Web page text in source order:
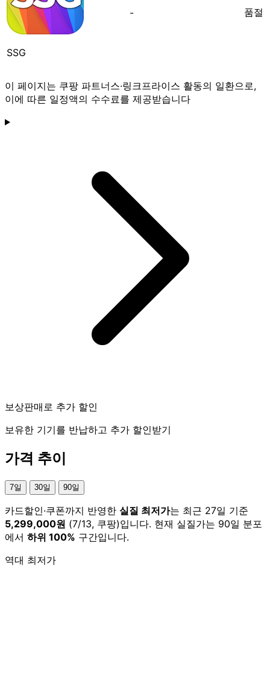
SSG
- 품절
이 페이지는 쿠팡 파트너스·링크프라이스 활동의 일환으로,
이에 따른 일정액의 수수료를 제공받습니다
보상판매로 추가 할인
보유한 기기를 반납하고 추가 할인받기
가격 추이
7일 30일 90일
카드할인·쿠폰까지 반영한 실질 최저가는 최근 27일 기준
5,299,000원 (7/13, 쿠팡)입니다. 현재 실질가는 90일 분포
에서 하위 100% 구간입니다.
역대 최저가